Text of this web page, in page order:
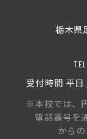
栃木県
受付時間 平
※本校では、
電話番号を
から